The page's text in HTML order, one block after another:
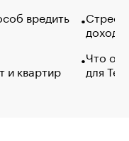
вредить
и квартир
Что
для